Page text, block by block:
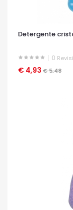
Detergente
0
€ 4,93 € 5,48
OCCHIATA VELOCE